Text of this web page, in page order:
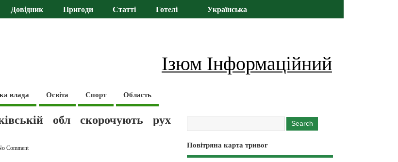
Довідник Пригоди Статті Готелі Українська
Ізюм Інформаційний
влада Освіта Спорт Область
обл скорочують рух
Comment
Повітряна карта тривог